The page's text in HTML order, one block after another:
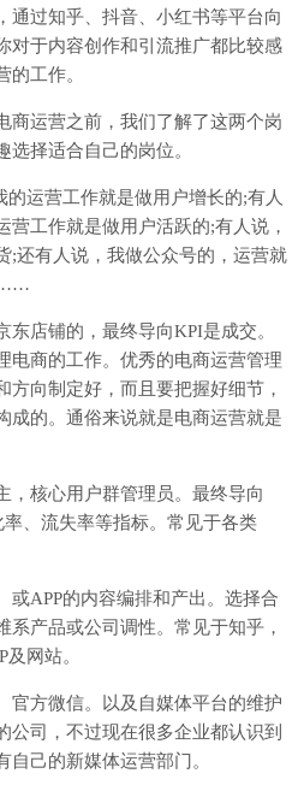
通过知乎、抖音、小红书等平台向
对于内容创作和引流推广都比较感
的工作。
商运营之前，我们了解了这两个岗
择适合自己的岗位。
的运营工作就是做用户增长的;有人
营工作就是做用户活跃的;有人说，
;还有人说，我做公众号的，运营就
……
店铺的，最终导向KPI是成交。
电商的工作。优秀的电商运营管理
方向制定好，而且要把握好细节，
成的。通俗来说就是电商运营就是
，核心用户群管理员。最终导向
、流失率等指标。常见于各类
或APP的内容编排和产出。选择合
系产品或公司调性。常见于知乎，
网站。
官方微信。以及自媒体平台的维护
公司，不过现在很多企业都认识到
己的新媒体运营部门。